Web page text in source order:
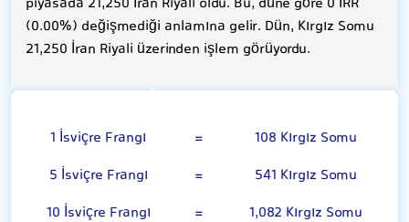
(0.00%) değişmediği anlamına gelir. Dün, Kırgız Somu
21,250 İran Riyali üzerinden işlem görüyordu.
1 İsviçre Frangı =
108 Kırgız Somu
5 İsviçre Frangı
=
541 Kırgız Somu
10 İsviçre Frangı
= 1,082 Kırgız Somu